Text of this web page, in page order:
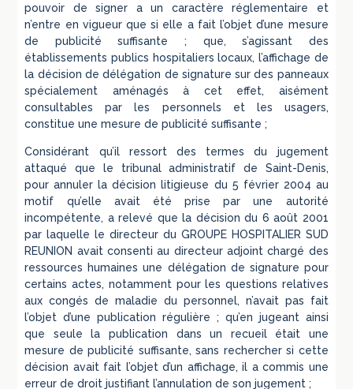
pouvoir de signer a un caractère réglementaire et
n’entre en vigueur que si elle a fait l’objet d’une mesure
de publicité suffisante ; que, s’agissant des
établissements publics hospitaliers locaux, l’affichage de
la décision de délégation de signature sur des panneaux
spécialement aménagés à cet effet, aisément
consultables par les personnels et les usagers,
constitue une mesure de publicité suffisante ;
Considérant qu’il ressort des termes du jugement
attaqué que le tribunal administratif de Saint-Denis,
pour annuler la décision litigieuse du 5 février 2004 au
motif qu’elle avait été prise par une autorité
incompétente, a relevé que la décision du 6 août 2001
par laquelle le directeur du GROUPE HOSPITALIER SUD
REUNION avait consenti au directeur adjoint chargé des
ressources humaines une délégation de signature pour
certains actes, notamment pour les questions relatives
aux congés de maladie du personnel, n’avait pas fait
l’objet d’une publication régulière ; qu’en jugeant ainsi
que seule la publication dans un recueil était une
mesure de publicité suffisante, sans rechercher si cette
décision avait fait l’objet d’un affichage, il a commis une
erreur de droit justifiant l’annulation de son jugement ;